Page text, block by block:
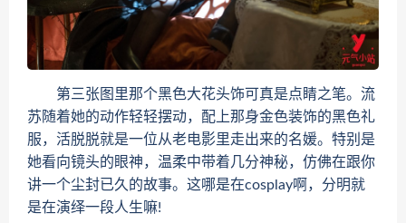
第三张图里那个黑色大花头饰可真是点睛之笔。流
苏随着她的动作轻轻摆动，配上那身金色装饰的黑色礼
服，活脱脱就是一位从老电影里走出来的名媛。特别是
她看向镜头的眼神，温柔中带着几分神秘，仿佛在跟你
讲一个尘封已久的故事。这哪是在cosplay啊，分明就
是在演绎一段人生嘛!